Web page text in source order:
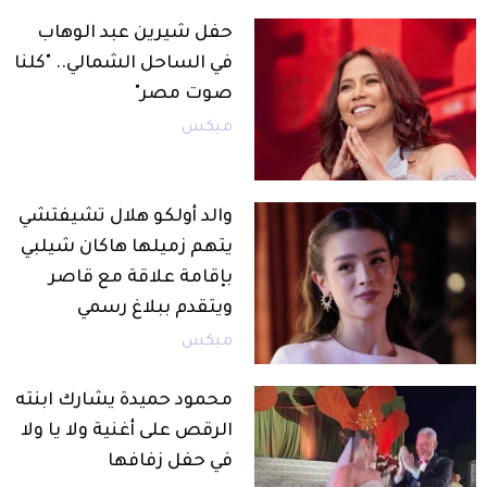
حفل شيرين عبد الوهاب
في الساحل الشمالي.. "كلنا
صوت مصر"
ميكس
والد أولكو هلال تشيفتشي
يتهم زميلها هاكان شيلبي
بإقامة علاقة مع قاصر
ويتقدم ببلاغ رسمي
ميكس
محمود حميدة يشارك ابنته
الرقص على أغنية ولا يا ولا
في حفل زفافها